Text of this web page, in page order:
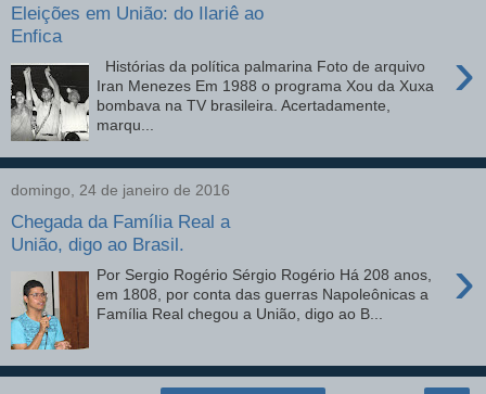
Eleições em União: do Ilariê ao
Enfica
›
Histórias da política palmarina Foto de arquivo
Iran Menezes Em 1988 o programa Xou da Xuxa
bombava na TV brasileira. Acertadamente,
marqu...
domingo, 24 de janeiro de 2016
Chegada da Família Real a
União, digo ao Brasil.
›
Por Sergio Rogério Sérgio Rogério Há 208 anos,
em 1808, por conta das guerras Napoleônicas a
Família Real chegou a União, digo ao B...